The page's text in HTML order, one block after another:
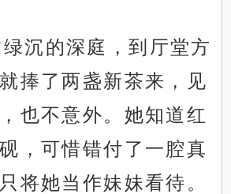
沉的深庭，到厅堂方
捧了两盏新茶来，见
也不意外。她知道红
，可惜错付了一腔真
将她当作妹妹看待。